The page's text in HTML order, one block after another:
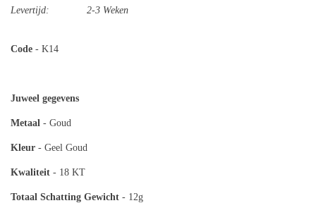
Levertijd:
2-3 Weken
Code - K14
Juweel gegevens
Metaal - Goud
Kleur - Geel Goud
Kwaliteit - 18 KT
Totaal Schatting Gewicht - 12g